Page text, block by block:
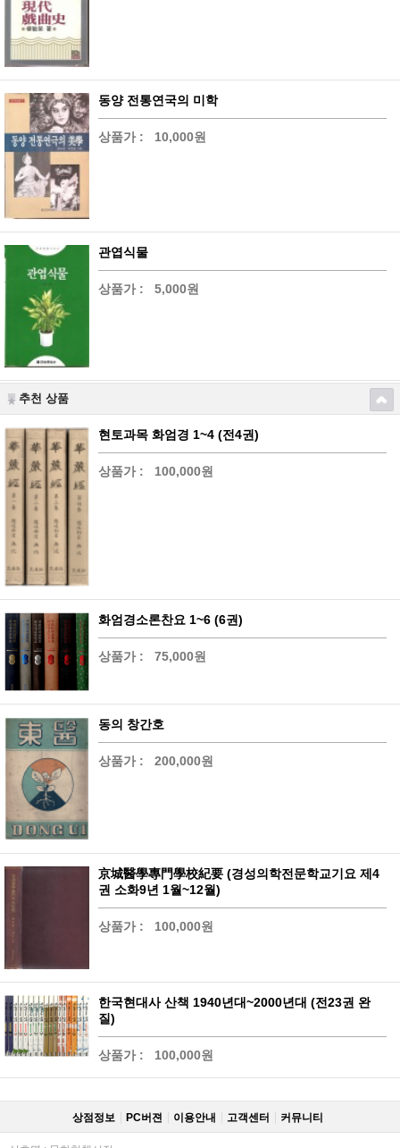
동양 전통연국의 미학
상품가 : 10,000원
관엽식물
상품가 : 5,000원
추천 상품
현토과목 화엄경 1~4 (전4권)
상품가 : 100,000원
화엄경소론찬요 1~6 (6권)
상품가 : 75,000원
동의 창간호
상품가 : 200,000원
京城醫學專門學校紀要 (경성의학전문학교기요 제4
권 소화9년 1월~12월)
상품가 : 100,000원
한국현대사 산책 1940년대~2000년대 (전23권 완
질)
상품가 : 100,000원
상점정보 PC버젼 이용안내 고객센터 커뮤니티